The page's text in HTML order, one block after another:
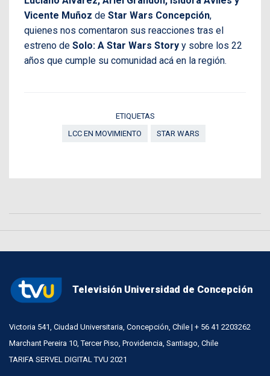
Vicente Muñoz de Star Wars Concepción,
quienes nos comentaron sus reacciones tras el
estreno de Solo: A Star Wars Story y sobre los 22
años que cumple su comunidad acá en la región.
ETIQUETAS
LCC EN MOVIMIENTO
STAR WARS
Televisión Universidad de Concepción
Victoria 541, Ciudad Universitaria, Concepción, Chile | + 56 41 2203262
Marchant Pereira 10, Tercer Piso, Providencia, Santiago, Chile
TARIFA SERVEL DIGITAL TVU 2021